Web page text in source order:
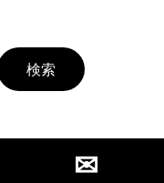
検索
✉